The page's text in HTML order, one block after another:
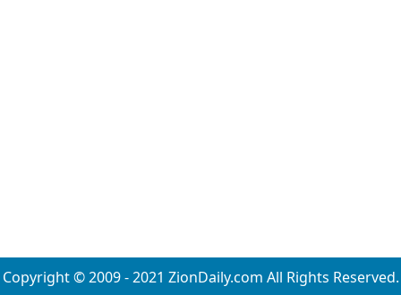
Copyright © 2009 - 2021 ZionDaily.com All Rights Reserved.